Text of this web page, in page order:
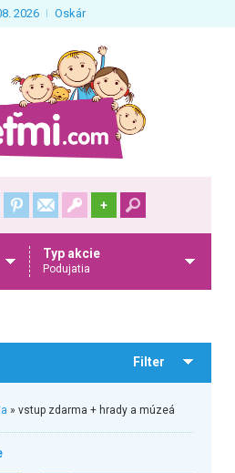
2026 Oskár
+
Typ akcie
Podujatia
Filter
» vstup zdarma + hrady a múzeá